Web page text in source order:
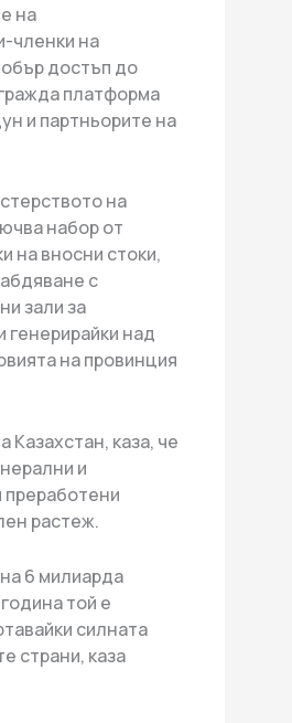
на
членки на
достъп до
платформа
и партньорите на
на
набор от
на вносни стоки,
с
зали за
генерирайки над
на провинция
Казахстан, каза, че
и
преработени
растеж.
6 милиарда
той е
силната
страни, каза